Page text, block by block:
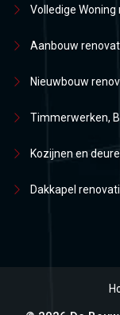
Volledige Woning
Aanbouw
Nieuwbouw
Timmerwerken,
Kozijnen en
Dakkapel